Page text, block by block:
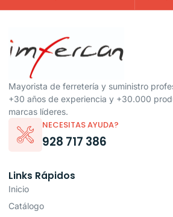
Mayorista de ferretería y suministro
+30 años de experiencia y +30.000
marcas líderes.
NECESITAS AYUDA?
928 717 386
Links Rápidos
Inicio
Catálogo